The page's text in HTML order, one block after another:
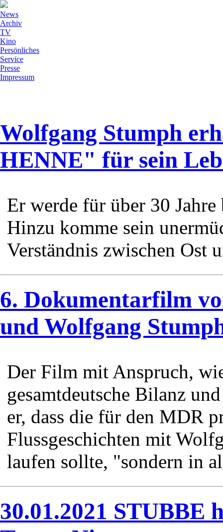
News
Archiv
TV
Kino
Persönliches
Service
Presse
Impressum
Wolfgang Stumph
HENNE" für sein
Er werde für über 30
Hinzu komme sein
Verständnis zwischen Ost
6. Dokumentarfilm
und Wolfgang
Der Film mit Anspruch,
gesamtdeutsche Bilanz
er, dass die für den MDR
Flussgeschichten mit
laufen sollte, "sondern in
30.01.2021 STUBBE